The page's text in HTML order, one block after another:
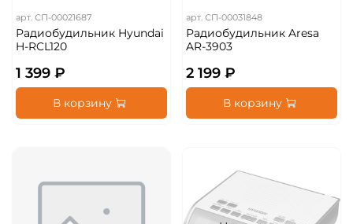
арт.СП-00021687
Радиобудильник Hyundai
H-RCL120
1 399 ₽
В корзину
арт.СП-00031848
Радиобудильник Aresa
AR-3903
2 199 ₽
В корзину